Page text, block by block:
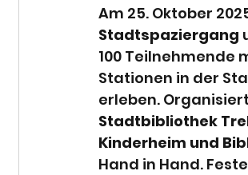
Weihnachten
Wandertag Musik
Am 25. Oktober
Stadtspaziergang
100 Teilnehmende
Stationen in der
erleben.
Stadtbibliothek
Kinderheim und
Hand in Hand.